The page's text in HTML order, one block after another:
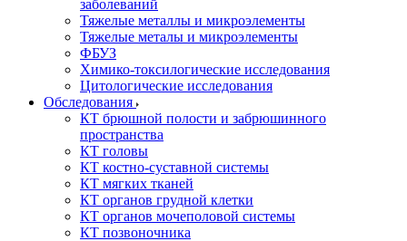
заболеваний
Тяжелые металлы и микроэлементы
Тяжелые металы и микроэлементы
ФБУЗ
Химико-токсилогические исследования
Цитологические исследования
Обследования
КТ брюшной полости и забрюшинного
пространства
КТ головы
КТ костно-суставной системы
КТ мягких тканей
КТ органов грудной клетки
КТ органов мочеполовой системы
КТ позвоночника